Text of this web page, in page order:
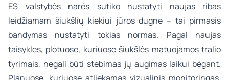
ES valstybės narės sutiko nustatyti naujas ribas
leidžiamam šiukšlių kiekiui jūros dugne – tai pirmasis
bandymas nustatyti tokias normas. Pagal naujas
taisykles, plotuose, kuriuose šiukšlės matuojamos tralio
tyrimais, negali būti stebimas jų augimas laikui bėgant.